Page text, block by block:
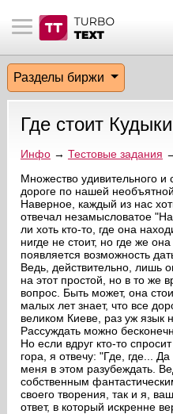
материалы
биржи
пользователи
эфир
на сайте
пользователей
сообщения
по форуму
Разделы биржи
Где стоит
Инфо→ Тестовые задания
Множество удивительного и
дороге по нашей
Наверное, каждый из нас
отвечал незамысловатое
ли хоть кто-то, где она
нигде не стоит, но где же
появляется возможность
Ведь, действительно, лишь
на этот простой, но в то же
вопрос. Быть может, она
малых лет знает, что все
великом Киеве, раз уж язык
Рассуждать можно
Но если вдруг кто-то
гора, я отвечу: "Где, где...
меня в этом разубеждать.
собственным
своего творения, так и я,
ответ, в который искренне